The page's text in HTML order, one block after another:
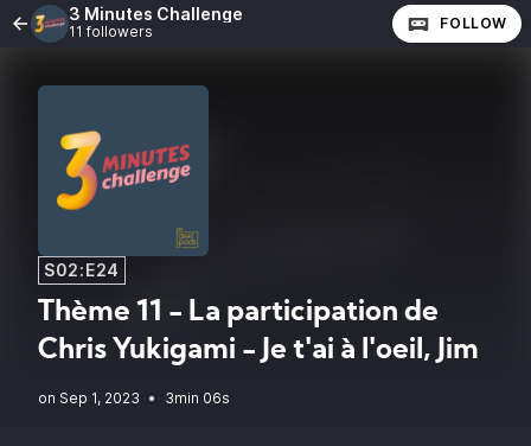
3 Minutes Challenge
11 followers FOLLOW
S02:E24
Thème 11 - La participation de
Chris Yukigami - Je t'ai à l'oeil, Jim
• 3min 06s